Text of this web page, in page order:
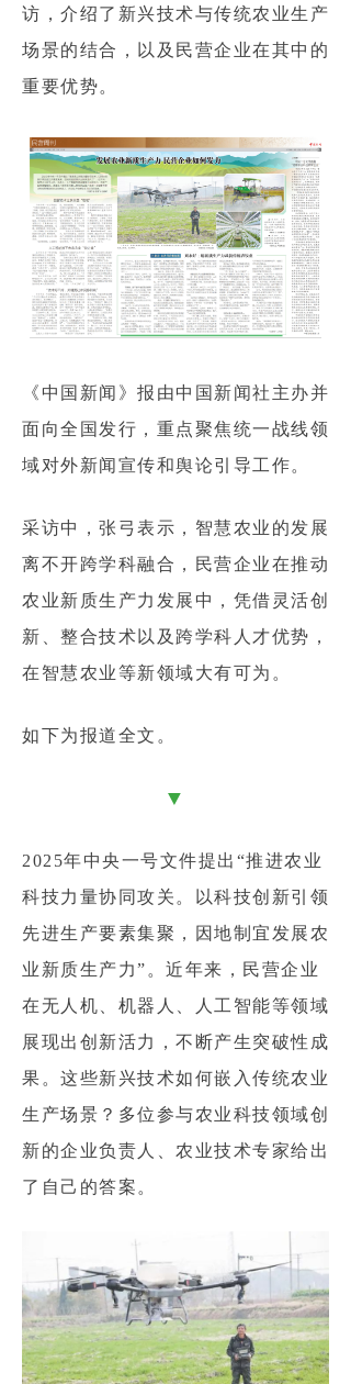
访，介绍了新兴技术与传统农业生产
场景的结合，以及民营企业在其中的
重要优势。
《中国新闻》报由中国新闻社主办并
面向全国发行，重点聚焦统一战线领
域对外新闻宣传和舆论引导工作。
采访中，张弓表示，智慧农业的发展
离不开跨学科融合，民营企业在推动
农业新质生产力发展中，凭借灵活创
新、整合技术以及跨学科人才优势，
在智慧农业等新领域大有可为。
如下为报道全文。
▼
2025年中央一号文件提出“推进农业
科技力量协同攻关。以科技创新引领
先进生产要素集聚，因地制宜发展农
业新质生产力”。近年来，民营企业
在无人机、机器人、人工智能等领域
展现出创新活力，不断产生突破性成
果。这些新兴技术如何嵌入传统农业
生产场景？多位参与农业科技领域创
新的企业负责人、农业技术专家给出
了自己的答案。